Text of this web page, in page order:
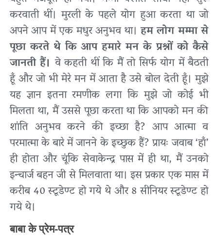
करवाती थीं। मुरली के पहले योग हुआ करता था जो
अपने आप में एक मधुर अनुभव था।हम लोग मम्मा से
पूछा करते थे कि आप हमारे मन के प्रश्नों को कैसे
जानती हैं।वे कहती थीं कि मैं तो सिर्फ योग में बैठती
हूँ और जो भी मेरे मन में आता है उसे बोल देती हूँ। मुझे
यह ज्ञान इतना रमणीक लगा कि मुझे जो कोई भी
मिलता था, मैं उससे पूछा करता था कि आपको मन की
शांति अनुभव करने की इच्छा है? आप आत्मा व
परमात्मा के बारे में जानने के इच्छुक हैं? प्रायः जवाब ‘हाँ’
ही होता और चूंकि सेवाकेन्द्र पास में ही था, मैं उनको
इन्चार्ज बहन जी से मिलवाता था। इस प्रकार एक मास में
करीब 40 स्टूडेण्ट हो गये थे और 8 सीनियर स्टूडेण्ट हो
गये थे।
बाबा के प्रेम-पत्र